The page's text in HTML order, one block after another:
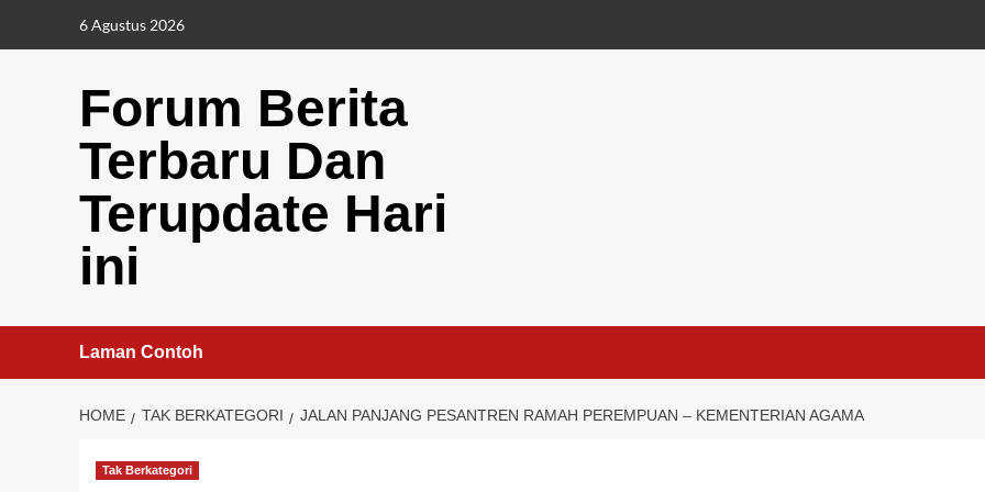
6 Agustus 2026
Forum Berita
Terbaru Dan
Terupdate Hari
ini
Laman Contoh
HOME TAK BERKATEGORI JALAN PANJANG PESANTREN RAMAH PEREMPUAN – KEMENTERIAN AGAMA
Tak Berkategori